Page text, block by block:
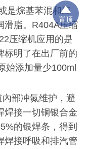
是烷基苯混和应
滑脂。R404A压缩
压缩机应用的是
标明了在出厂前的
始添加量少100ml
部冲氮维护，避
焊接一切铜银合金
的银焊条，得到
焊接呼吸和排汽管
置顶